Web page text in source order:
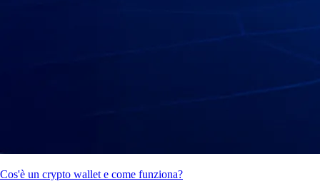
Cos'è un crypto wallet e come funziona?